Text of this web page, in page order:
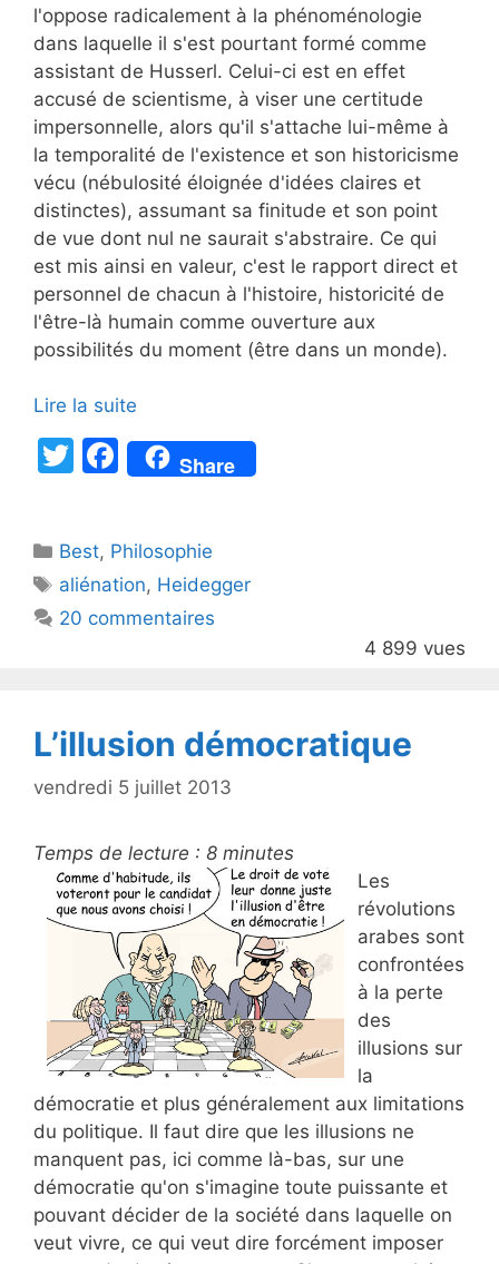
l'oppose radicalement à la phénoménologie
dans laquelle il s'est pourtant formé comme
assistant de Husserl. Celui-ci est en effet
accusé de scientisme, à viser une certitude
impersonnelle, alors qu'il s'attache lui-même à
la temporalité de l'existence et son historicisme
vécu (nébulosité éloignée d'idées claires et
distinctes), assumant sa finitude et son point
de vue dont nul ne saurait s'abstraire. Ce qui
est mis ainsi en valeur, c'est le rapport direct et
personnel de chacun à l'histoire, historicité de
l'être-là humain comme ouverture aux
possibilités du moment (être dans un monde).
Lire la suite
T
er
F
a
e
b
o
Share
Catégories
Best, Philosophie
Étiquettes
aliénation, Heidegger
20 commentaires
4 899 vues
L’illusion démocratique
vendredi 5 juillet 2013
Temps de lecture : 8 minutes
Les
révolutions
arabes sont
confrontées
à la perte
des
illusions sur
la
démocratie et plus généralement aux limitations
du politique. Il faut dire que les illusions ne
manquent pas, ici comme là-bas, sur une
démocratie qu'on s'imagine toute puissante et
pouvant décider de la société dans laquelle on
veut vivre, ce qui veut dire forcément imposer